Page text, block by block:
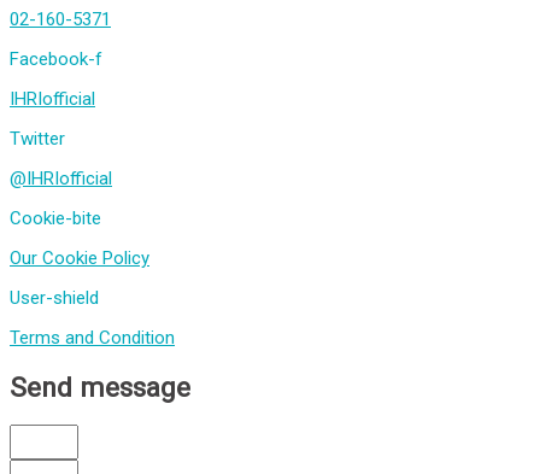
02-160-5371
Facebook-f
IHRIofficial
Twitter
@IHRIofficial
Cookie-bite
Our Cookie Policy
User-shield
Terms and Condition
Send message